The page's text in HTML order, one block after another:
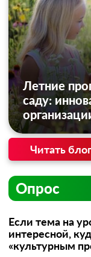
Летние
саду:
Читать
Опрос
Если тема на
интересной,
«культурным